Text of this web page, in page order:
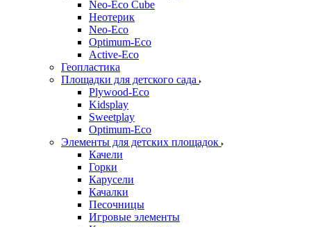
Neo-Eco Cube
Неотерик
Neo-Eco
Оptimum-Еco
Active-Eco
Геопластика
Площадки для детского сада
Plywood-Eco
Kidsplay
Sweetplay
Оptimum-Еco
Элементы для детских площадок
Качели
Горки
Карусели
Качалки
Песочницы
Игровые элементы